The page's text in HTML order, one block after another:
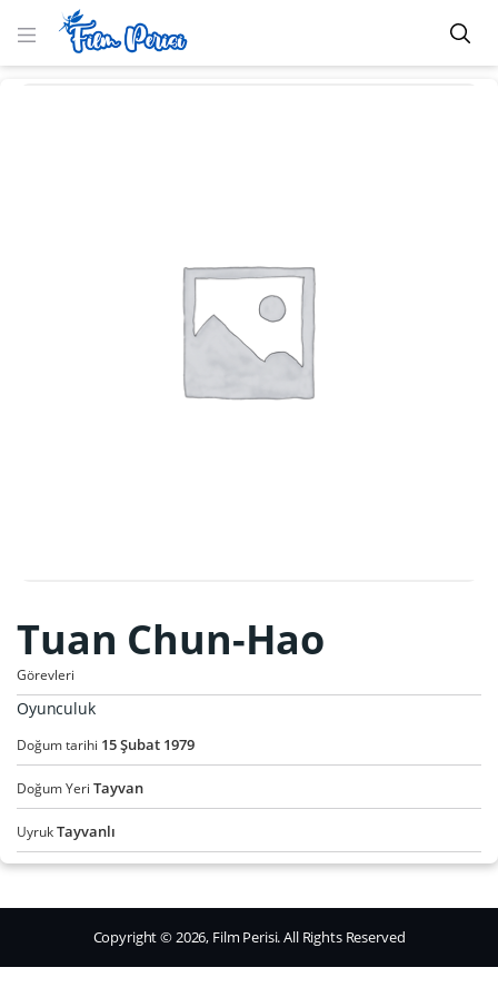
Tuan Chun-Hao
Görevleri
Oyunculuk
Doğum tarihi 15Şubat 1979
Doğum Yeri Tayvan
UyrukTayvanlı
Copyright © 2026, Film Perisi. All Rights Reserved